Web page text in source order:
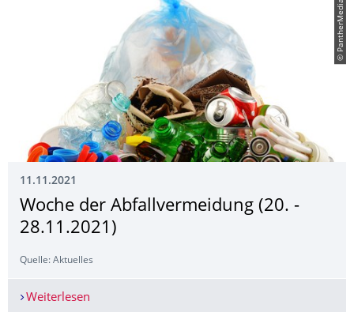
© PantherMedia/Z Jan
11.11.2021
Woche der Abfallvermeidung (20. -
28.11.2021)
Quelle: Aktuelles
Weiterlesen